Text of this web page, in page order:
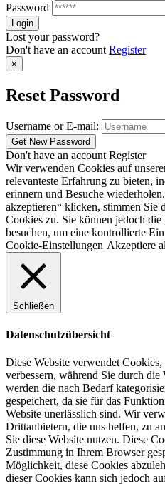
Password
Lost your password?
Don't have an account Register
×
Reset Password
Username or E-mail:
Don't have an account Register
Wir verwenden Cookies auf
relevanteste Erfahrung zu bieten,
erinnern und Besuche
akzeptieren“ klicken, stimmen
Cookies zu. Sie können jedoch
besuchen, um eine kontrollierte
Cookie-Einstellungen Akzeptiere
Schließen
Datenschutzübersicht
Diese Website verwendet
verbessern, während Sie durch
werden die nach Bedarf
gespeichert, da sie für das
Website unerlässlich sind. Wir
Drittanbietern, die uns helfen, zu
Sie diese Website nutzen. Diese
Zustimmung in Ihrem Browser
Möglichkeit, diese Cookies
dieser Cookies kann sich jedoch